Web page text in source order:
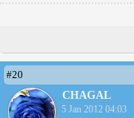
#20
CHAGAL
5 Jan 2012 04:03